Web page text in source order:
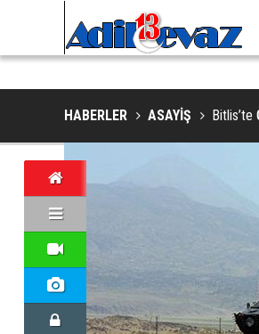
NESLI TEHLIKE ALTINDAKI VAŞAK
HABERLER ASAYİŞ Bitlis’te